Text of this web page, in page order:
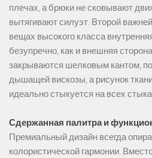
плечах, а брюки не сковывают
вытягивают силуэт. Второй
вещах высокого класса
безупречно, как и внешняя
закрываются шелковым кантом,
дышащей вискозы, а рисунок
идеально стыкуется на всех
Сдержанная палитра и
Премиальный дизайн всегда
колористической гармонии.